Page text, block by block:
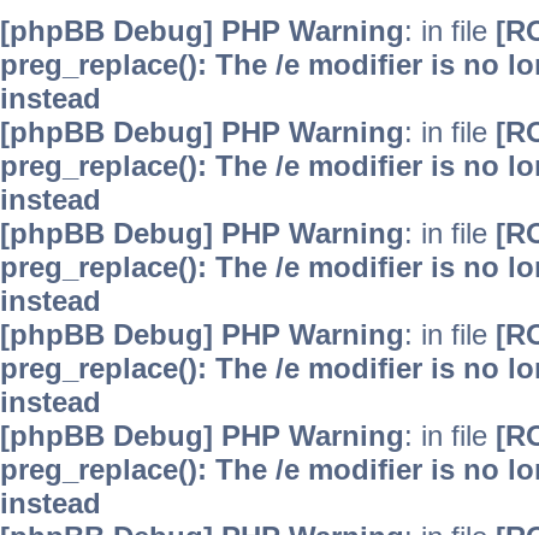
[phpBB Debug] PHP Warning: in file
preg_replace(): The /e modifier is no
instead
[phpBB Debug] PHP Warning: in file
preg_replace(): The /e modifier is no
instead
[phpBB Debug] PHP Warning: in file
preg_replace(): The /e modifier is no
instead
[phpBB Debug] PHP Warning: in file
preg_replace(): The /e modifier is no
instead
[phpBB Debug] PHP Warning: in file
preg_replace(): The /e modifier is no
instead